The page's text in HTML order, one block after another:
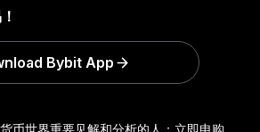
币世界重要见解和分析的人：立即申购
Bybit App